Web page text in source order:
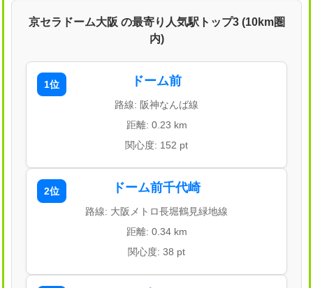
京セラドーム大阪 の最寄り人気駅トップ3 (10km圏
内)
1位 ドーム前
路線: 阪神なんば線
距離: 0.23 km
関心度: 152 pt
2位 ドーム前千代崎
路線: 大阪メトロ長堀鶴見緑地線
距離: 0.34 km
関心度: 38 pt